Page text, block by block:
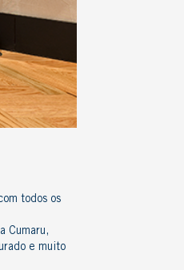
todos os
Cumaru ,
e muito